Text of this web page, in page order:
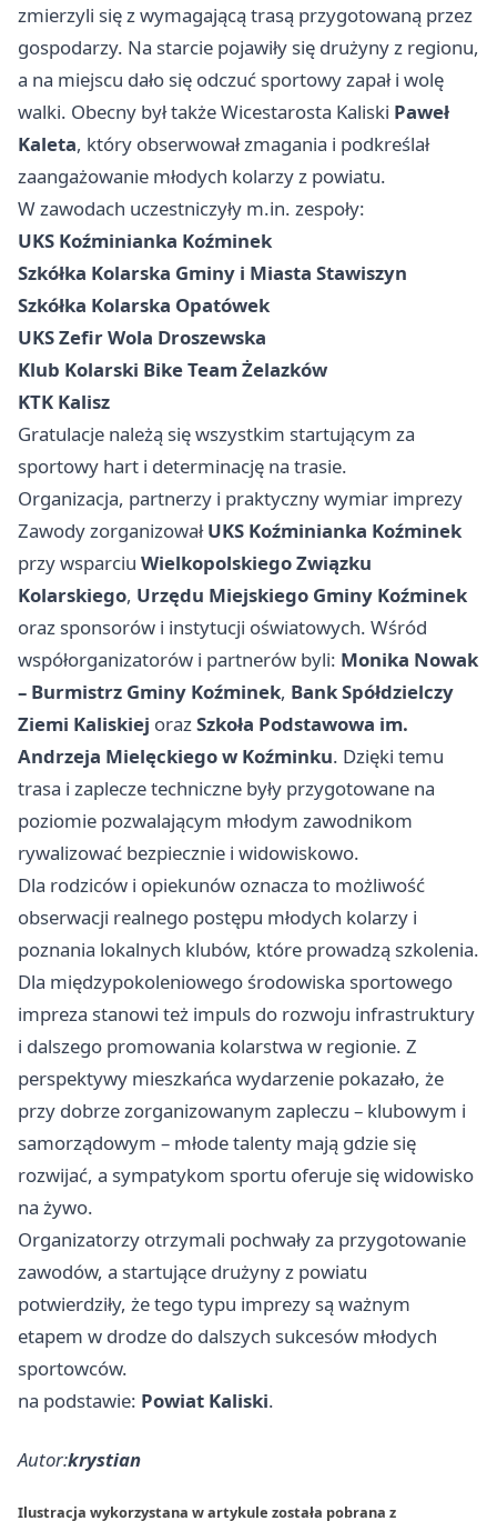
zmierzyli się z wymagającą trasą przygotowaną przez
gospodarzy. Na starcie pojawiły się drużyny z regionu,
a na miejscu dało się odczuć sportowy zapał i wolę
walki. Obecny był także Wicestarosta Kaliski Paweł
Kaleta, który obserwował zmagania i podkreślał
zaangażowanie młodych kolarzy z powiatu.
W zawodach uczestniczyły m.in. zespoły:
UKS Koźminianka Koźminek
Szkółka Kolarska Gminy i Miasta Stawiszyn
Szkółka Kolarska Opatówek
UKS Zefir Wola Droszewska
Klub Kolarski Bike Team Żelazków
KTK Kalisz
Gratulacje należą się wszystkim startującym za
sportowy hart i determinację na trasie.
Organizacja, partnerzy i praktyczny wymiar imprezy
Zawody zorganizowałUKS Koźminianka Koźminek
przy wsparciu Wielkopolskiego Związku
Kolarskiego, Urzędu Miejskiego Gminy Koźminek
oraz sponsorów i instytucji oświatowych. Wśród
współorganizatorów i partnerów byli: Monika Nowak
– Burmistrz Gminy Koźminek, Bank Spółdzielczy
Ziemi Kaliskiej orazSzkoła Podstawowa im.
Andrzeja Mielęckiego w Koźminku. Dzięki temu
trasa i zaplecze techniczne były przygotowane na
poziomie pozwalającym młodym zawodnikom
rywalizować bezpiecznie i widowiskowo.
Dla rodziców i opiekunów oznacza to możliwość
obserwacji realnego postępu młodych kolarzy i
poznania lokalnych klubów, które prowadzą szkolenia.
Dla międzypokoleniowego środowiska sportowego
impreza stanowi też impuls do rozwoju infrastruktury
i dalszego promowania kolarstwa w regionie. Z
perspektywy mieszkańca wydarzenie pokazało, że
przy dobrze zorganizowanym zapleczu – klubowym i
samorządowym – młode talenty mają gdzie się
rozwijać, a sympatykom sportu oferuje się widowisko
na żywo.
Organizatorzy otrzymali pochwały za przygotowanie
zawodów, a startujące drużyny z powiatu
potwierdziły, że tego typu imprezy są ważnym
etapem w drodze do dalszych sukcesów młodych
sportowców.
na podstawie: Powiat Kaliski.
Autor:krystian
Ilustracja wykorzystana w artykule została pobrana z